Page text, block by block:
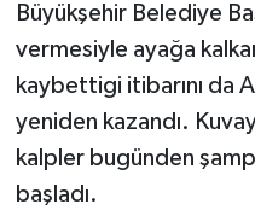
Büyükşehir Belediye
vermesiyle ayağa
kaybettigi itibarını da
yeniden kazandı.
kalpler bugünden
başladı.